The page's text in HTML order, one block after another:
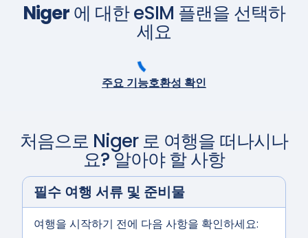
Niger에 대한 eSIM 플랜을 선택하
세요
주요 기능호환성 확인
처음으로 Niger로 여행을 떠나시나
요? 알아야 할 사항
필수 여행 서류 및 준비물
여행을 시작하기 전에 다음 사항을 확인하세요: